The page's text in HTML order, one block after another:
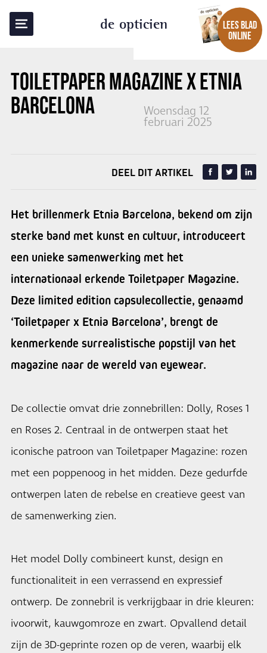
de opticien
LEES BLAD
ONLINE
TOILETPAPER MAGAZINE X ETNIA
BARCELONA
Woensdag 12
februari 2025
TERUG NAAR OVERZICHT
DEEL DIT ARTIKEL
Het brillenmerk Etnia Barcelona, bekend om zijn
sterke band met kunst en cultuur, introduceert
een unieke samenwerking met het
internationaal erkende Toiletpaper Magazine.
Deze limited edition capsulecollectie, genaamd
‘Toiletpaper x Etnia Barcelona’, brengt de
kenmerkende surrealistische popstijl van het
magazine naar de wereld van eyewear.
De collectie omvat drie zonnebrillen: Dolly, Roses 1
en Roses 2. Centraal in de ontwerpen staat het
iconische patroon van Toiletpaper Magazine: rozen
met een poppenoog in het midden. Deze gedurfde
ontwerpen laten de rebelse en creatieve geest van
de samenwerking zien.
Het model Dolly combineert kunst, design en
functionaliteit in een verrassend en expressief
ontwerp. De zonnebril is verkrijgbaar in drie kleuren:
ivoorwit, kauwgomroze en zwart. Opvallend detail
zijn de 3D-geprinte rozen op de veren, waarbij elk